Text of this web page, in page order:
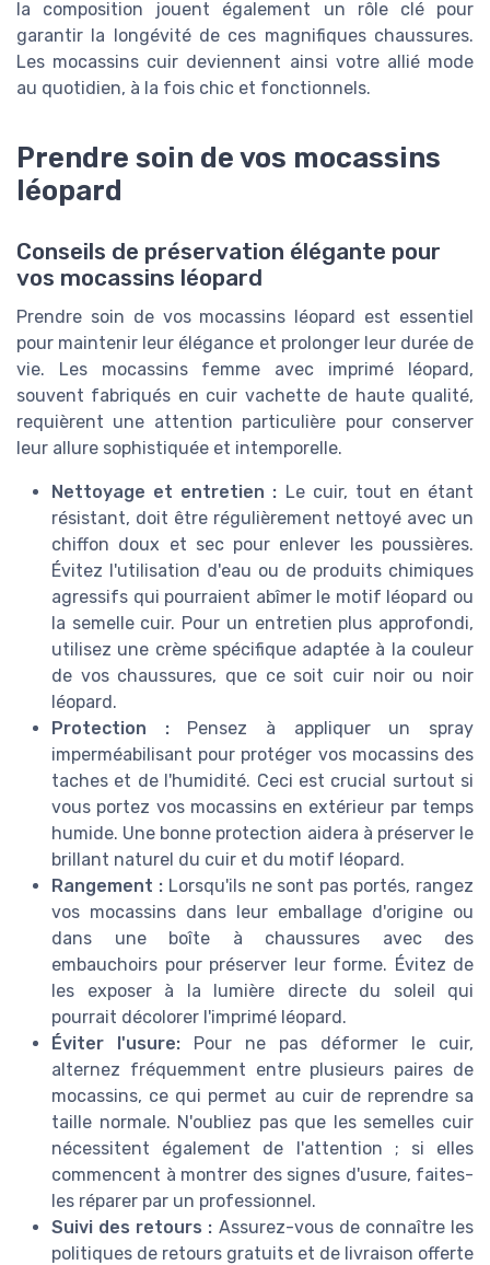
la composition jouent également un rôle clé pour
garantir la longévité de ces magnifiques chaussures.
Les mocassins cuir deviennent ainsi votre allié mode
au quotidien, à la fois chic et fonctionnels.
Prendre soin de vos mocassins
léopard
Conseils de préservation élégante pour
vos mocassins léopard
Prendre soin de vos mocassins léopard est essentiel
pour maintenir leur élégance et prolonger leur durée de
vie. Les mocassins femme avec imprimé léopard,
souvent fabriqués en cuir vachette de haute qualité,
requièrent une attention particulière pour conserver
leur allure sophistiquée et intemporelle.
Nettoyage et entretien : Le cuir, tout en étant
résistant, doit être régulièrement nettoyé avec un
chiffon doux et sec pour enlever les poussières.
Évitez l'utilisation d'eau ou de produits chimiques
agressifs qui pourraient abîmer le motif léopard ou
la semelle cuir. Pour un entretien plus approfondi,
utilisez une crème spécifique adaptée à la couleur
de vos chaussures, que ce soit cuir noir ou noir
léopard.
Protection :Pensez à appliquer un spray
imperméabilisant pour protéger vos mocassins des
taches et de l'humidité. Ceci est crucial surtout si
vous portez vos mocassins en extérieur par temps
humide. Une bonne protection aidera à préserver le
brillant naturel du cuir et du motif léopard.
Rangement :Lorsqu'ils ne sont pas portés, rangez
vos mocassins dans leur emballage d'origine ou
dans une boîte à chaussures avec des
embauchoirs pour préserver leur forme. Évitez de
les exposer à la lumière directe du soleil qui
pourrait décolorer l'imprimé léopard.
Éviter l'usure: Pour ne pas déformer le cuir,
alternez fréquemment entre plusieurs paires de
mocassins, ce qui permet au cuir de reprendre sa
taille normale. N'oubliez pas que les semelles cuir
nécessitent également de l'attention ; si elles
commencent à montrer des signes d'usure, faites-
les réparer par un professionnel.
Suivi des retours : Assurez-vous de connaître les
politiques de retours gratuits et de livraison offerte